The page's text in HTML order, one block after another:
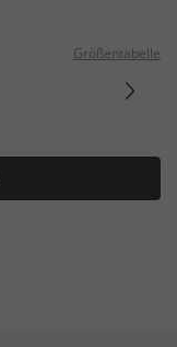
Größentabelle